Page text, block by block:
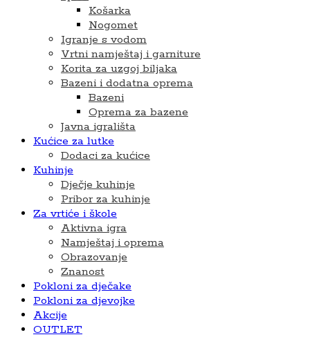
Košarka
Nogomet
Igranje s vodom
Vrtni namještaj i garniture
Korita za uzgoj biljaka
Bazeni i dodatna oprema
Bazeni
Oprema za bazene
Javna igrališta
Kućice za lutke
Dodaci za kućice
Kuhinje
Dječje kuhinje
Pribor za kuhinje
Za vrtiće i škole
Aktivna igra
Namještaj i oprema
Obrazovanje
Znanost
Pokloni za dječake
Pokloni za djevojke
Akcije
OUTLET